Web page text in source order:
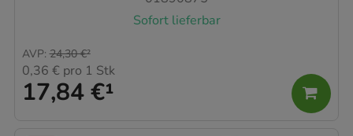
Sofort lieferbar
17,84 €¹
AVP: 24,30 €²
0,36 € pro 1 Stk